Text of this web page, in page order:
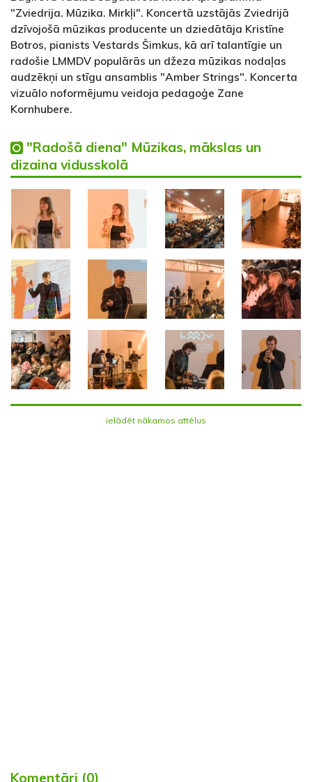
"Zviedrija. Mūzika. Mirkļi". Koncertā uzstājās Zviedrijā
dzīvojošā mūzikas producente un dziedātāja Kristīne
Botros, pianists Vestards Šimkus, kā arī talantīgie un
radošie LMMDV populārās un džeza mūzikas nodaļas
audzēkņi un stīgu ansamblis "Amber Strings". Koncerta
vizuālo noformējumu veidoja pedagoģe Zane
Kornhubere.
"Radošā diena" Mūzikas, mākslas un
dizaina vidusskolā
ielādēt nākamos attēlus
Komentāri (0)